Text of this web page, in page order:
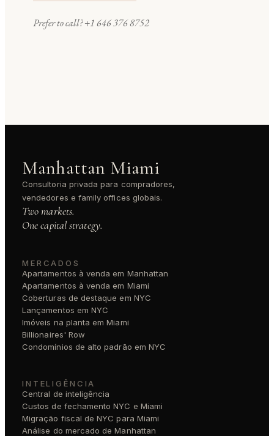
Prefer to call?+1 646 376 8752
Manhattan Miami
Consultoria privada para compradores,
vendedores e family offices globais.
Two markets.
One capital strategy.
MERCADOS
Apartamentos à venda em Manhattan
Apartamentos à venda em Miami
Coberturas de destaque em NYC
Lançamentos em NYC
Imóveis na planta em Miami
Billionaires' Row
Condomínios de alto padrão em NYC
INTELIGÊNCIA
Central de inteligência
Custos de fechamento NYC e Miami
Migração fiscal de NYC para Miami
Análise do mercado de Manhattan